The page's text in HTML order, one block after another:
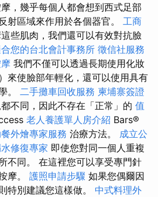
，幾乎每個人都會想到西式足部
射區域來作用於各個器官。 工商
些肌肉，我們還可以有效對抗臉
您的台北會計事務所 徵信社服務
我們不僅可以透過長期使用化妝
來使臉部年輕化，還可以使用具有
。 二手攤車回收服務 柬埔寨簽證
不同，因此不存在「正常」的 值
老人養護單人房介紹 Bars®️
外燴專家服務 治療方法。 成立公
修復專家 即使您對同一個人重複
不同。 在這裡您可以享受專門針
摩。 護照申請步驟 如果您偶爾因
特別建議您這樣做。 中式料理外